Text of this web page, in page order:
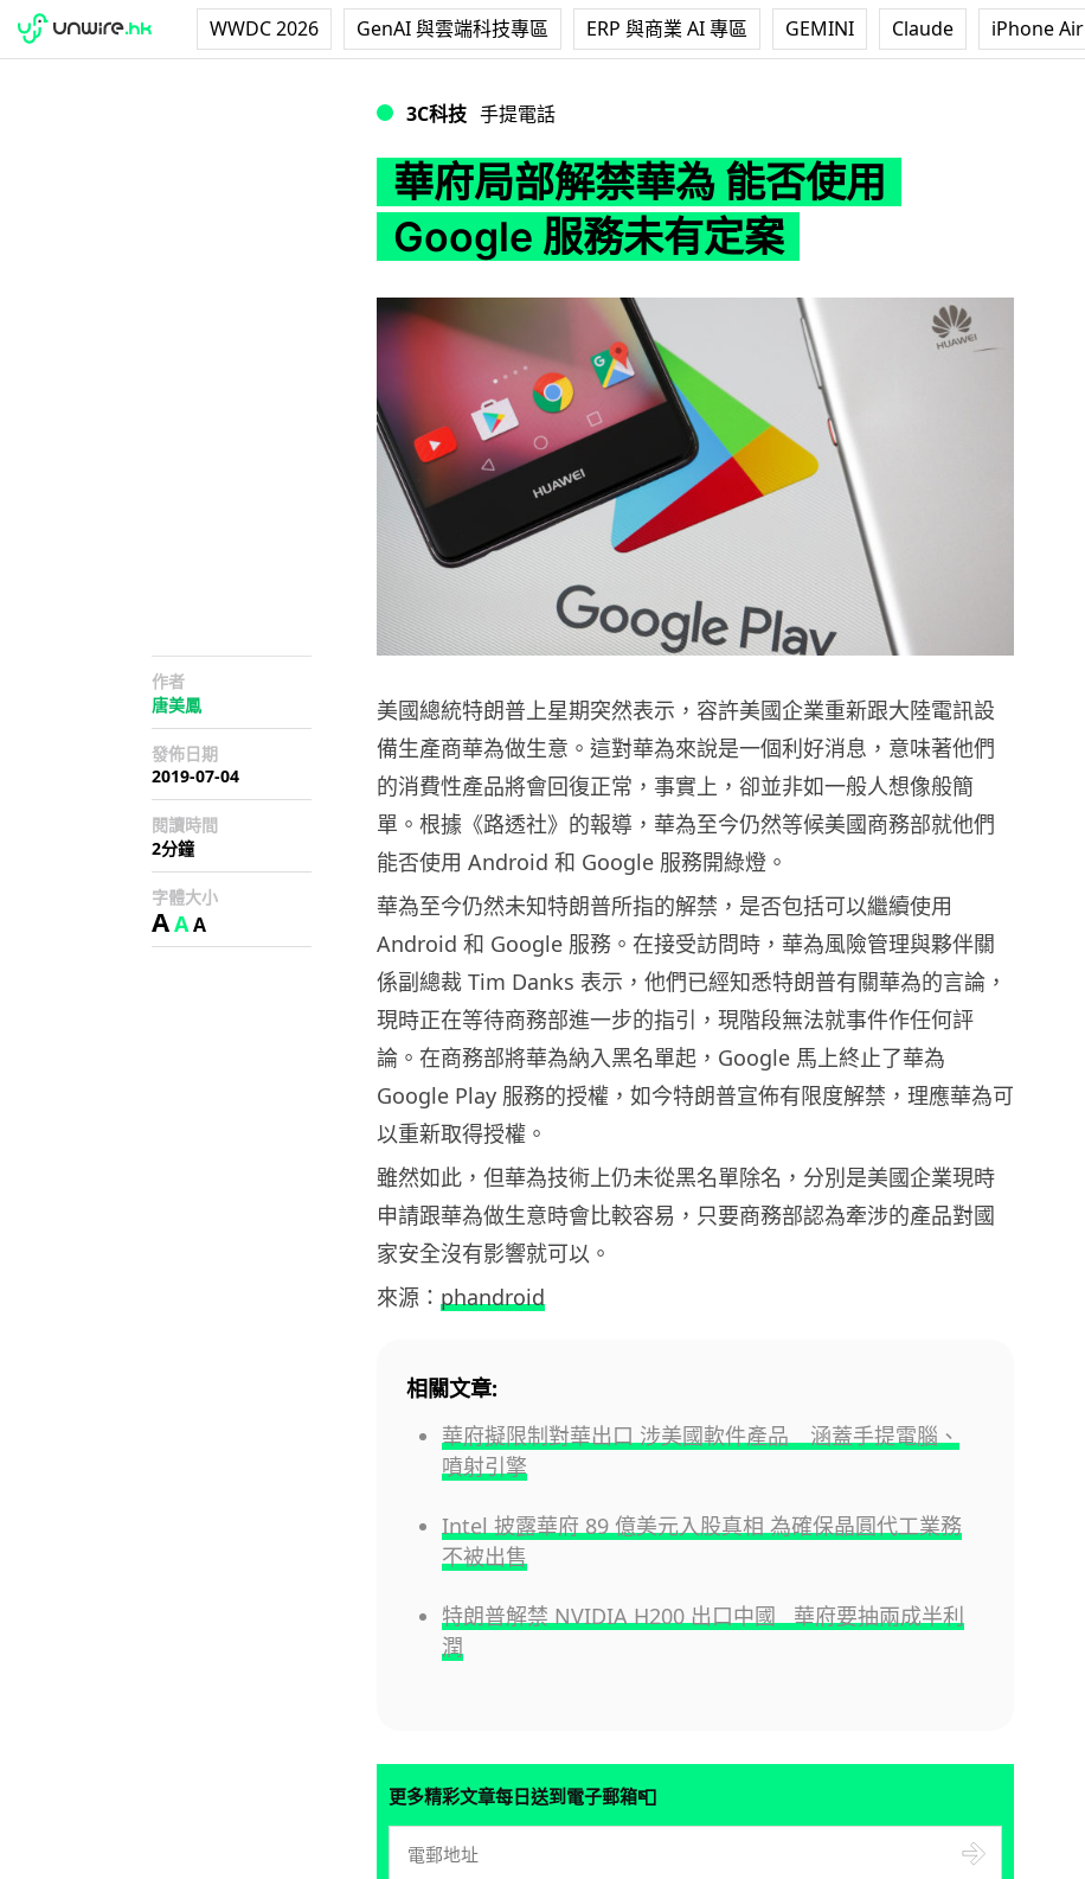
WWDC 2026 GenAI 與雲端科技專區 ERP 與商業 AI 專區 GEMINI Claude iPhone Air
3C科技 手提電話
華府局部解禁華為 能否使用
Google 服務未有定案
作者
唐美鳳
發佈日期
2019-07-04
閱讀時間
2分鐘
字體大小
AAA
美國總統特朗普上星期突然表示，容許美國企業重新跟大陸電訊設
備生產商華為做生意。這對華為來說是一個利好消息，意味著他們
的消費性產品將會回復正常，事實上，卻並非如一般人想像般簡
單。根據《路透社》的報導，華為至今仍然等候美國商務部就他們
能否使用 Android 和 Google 服務開綠燈。
華為至今仍然未知特朗普所指的解禁，是否包括可以繼續使用
Android 和 Google 服務。在接受訪問時，華為風險管理與夥伴關
係副總裁 Tim Danks 表示，他們已經知悉特朗普有關華為的言論，
現時正在等待商務部進一步的指引，現階段無法就事件作任何評
論。在商務部將華為納入黑名單起，Google 馬上終止了華為
Google Play 服務的授權，如今特朗普宣佈有限度解禁，理應華為可
以重新取得授權。
雖然如此，但華為技術上仍未從黑名單除名，分別是美國企業現時
申請跟華為做生意時會比較容易，只要商務部認為牽涉的產品對國
家安全沒有影響就可以。
來源： phandroid
相關文章:
華府擬限制對華出口 涉美國軟件產品 涵蓋手提電腦、
噴射引擎
Intel 披露華府 89 億美元入股真相 為確保晶圓代工業務
不被出售
特朗普解禁 NVIDIA H200 出口中國 華府要抽兩成半利
潤
更多精彩文章每日送到電子郵箱📮